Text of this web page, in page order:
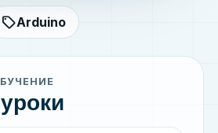
sellArduino